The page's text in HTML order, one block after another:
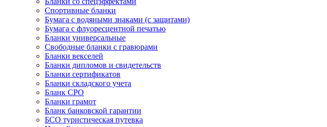
Спортивные бланки
Бумага с водяными знаками (с защитами)
Бумага с флуоресцентной печатью
Бланки универсальные
Свободные бланки с гравюрами
Бланки векселей
Бланки дипломов и свидетельств
Бланки сертификатов
Бланки складского учета
Бланк СРО
Бланки грамот
Бланк банковской гарантии
БСО туристическая путевка